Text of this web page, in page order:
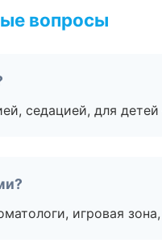
вопросы
седацией, для
игровая